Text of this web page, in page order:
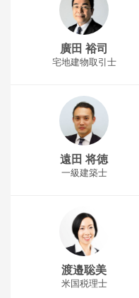
廣田 裕司
宅地建物取引士
遠田 将徳
一級建築士
渡邉聡美
米国税理士